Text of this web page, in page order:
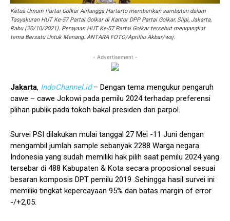
Ketua Umum Partai Golkar Airlangga Hartarto memberikan sambutan dalam
Tasyakuran HUT Ke-57 Partai Golkar di Kantor DPP Partai Golkar, Slipi, Jakarta,
Rabu (20/10/2021). Perayaan HUT Ke-57 Partai Golkar tersebut mengangkat
tema Bersatu Untuk Menang. ANTARA FOTO/Aprillio Akbar/wsj.
- Advertisement -
Jakarta, IndoChannel.id– Dengan tema mengukur pengaruh
cawe – cawe Jokowi pada pemilu 2024 terhadap preferensi
plihan publik pada tokoh bakal presiden dan parpol.
Survei PSI dilakukan mulai tanggal 27 Mei -11 Juni dengan
mengambil jumlah sample sebanyak 2288 Warga negara
Indonesia yang sudah memiliki hak pilih saat pemilu 2024 yang
tersebar di 488 Kabupaten & Kota secara proposional sesuai
besaran komposis DPT pemilu 2019 .Sehingga hasil survei ini
memiliki tingkat kepercayaan 95% dan batas margin of error
-/+2,05.